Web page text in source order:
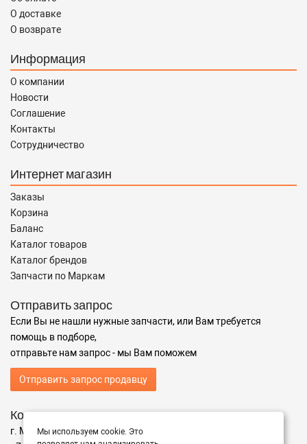
О доставке
О возврате
Информация
О компании
Новости
Соглашение
Контакты
Сотрудничество
Интернет магазин
Заказы
Корзина
Баланс
Каталог товаров
Каталог брендов
Запчасти по Маркам
Отправить запрос
Если Вы не нашли нужные запчасти, или Вам требуется
помощь в подборе,
отправьте нам запрос - мы Вам поможем
Отправить запрос продавцу
Контакты
г. Москва ул. Адрес
Мы используем cookie. Это